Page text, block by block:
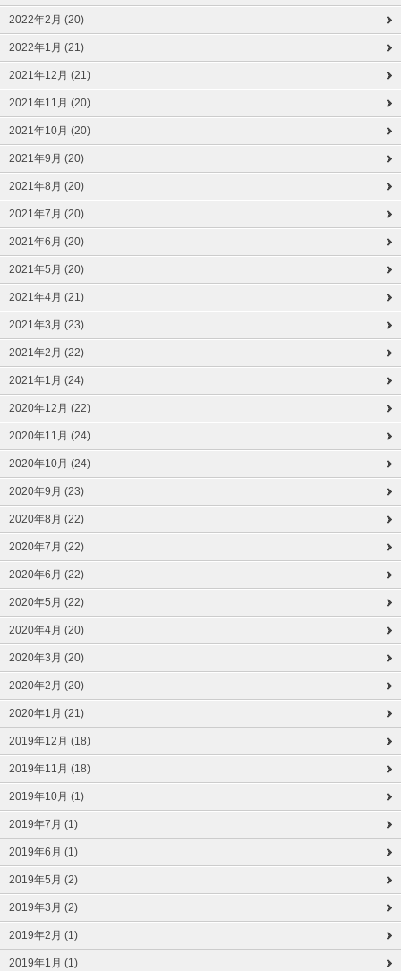
2022年2月 (20)
2022年1月 (21)
2021年12月 (21)
2021年11月 (20)
2021年10月 (20)
2021年9月 (20)
2021年8月 (20)
2021年7月 (20)
2021年6月 (20)
2021年5月 (20)
2021年4月 (21)
2021年3月 (23)
2021年2月 (22)
2021年1月 (24)
2020年12月 (22)
2020年11月 (24)
2020年10月 (24)
2020年9月 (23)
2020年8月 (22)
2020年7月 (22)
2020年6月 (22)
2020年5月 (22)
2020年4月 (20)
2020年3月 (20)
2020年2月 (20)
2020年1月 (21)
2019年12月 (18)
2019年11月 (18)
2019年10月 (1)
2019年7月 (1)
2019年6月 (1)
2019年5月 (2)
2019年3月 (2)
2019年2月 (1)
2019年1月 (1)